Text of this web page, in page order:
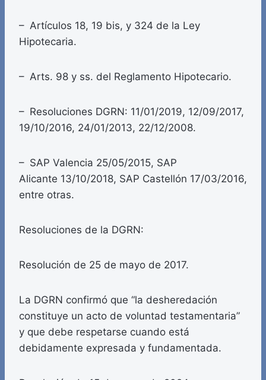
– Artículos 18, 19 bis, y 324 de la Ley
Hipotecaria.
– Arts. 98 y ss. del Reglamento Hipotecario.
– Resoluciones DGRN: 11/01/2019, 12/09/2017,
19/10/2016, 24/01/2013, 22/12/2008.
– SAP Valencia 25/05/2015, SAP
Alicante 13/10/2018, SAP Castellón 17/03/2016,
entre otras.
Resoluciones de la DGRN:
Resolución de 25 de mayo de 2017.
La DGRN confirmó que “la desheredación
constituye un acto de voluntad testamentaria”
y que debe respetarse cuando está
debidamente expresada y fundamentada.